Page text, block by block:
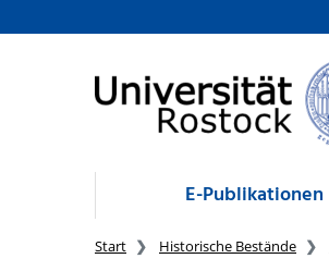
zum Inhalt
E-Publikationen
Start Historische Bestände